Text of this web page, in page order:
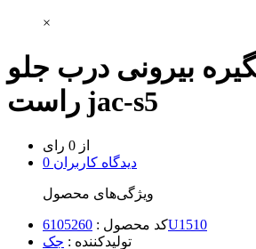
×
بیرونی درب جلو
راست jac-s5
از 0 رای
0 دیدگاه کاربران
ویژگی‌های محصول
کد محصول :6105260U1510
تولیدکننده : جک